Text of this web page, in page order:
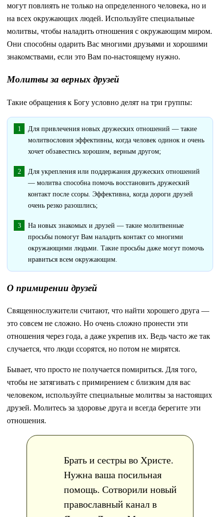
могут повлиять не только на определенного человека, но и
на всех окружающих людей. Используйте специальные
молитвы, чтобы наладить отношения с окружающим миром.
Они способны одарить Вас многими друзьями и хорошими
знакомствами, если это Вам по-настоящему нужно.
Молитвы за верных друзей
Такие обращения к Богу условно делят на три группы:
Для привлечения новых дружеских отношений — такие
молитвословия эффективны, когда человек одинок и очень
хочет обзавестись хорошим, верным другом;
Для укрепления или поддержания дружеских отношений
— молитва способна помочь восстановить дружеский
контакт после ссоры. Эффективна, когда дороги друзей
очень резко разошлись;
На новых знакомых и друзей — такие молитвенные
просьбы помогут Вам наладить контакт со многими
окружающими людьми. Такие просьбы даже могут помочь
нравиться всем окружающим.
О примирении друзей
Священнослужители считают, что найти хорошего друга —
это совсем не сложно. Но очень сложно пронести эти
отношения через года, а даже укрепив их. Ведь часто же так
случается, что люди ссорятся, но потом не мирятся.
Бывает, что просто не получается помириться. Для того,
чтобы не затягивать с примирением с близким для вас
человеком, используйте специальные молитвы за настоящих
друзей. Молитесь за здоровье друга и всегда берегите эти
отношения.
Брать и сестры во Христе.
Нужна ваша посильная
помощь. Сотворили новый
православный канал в